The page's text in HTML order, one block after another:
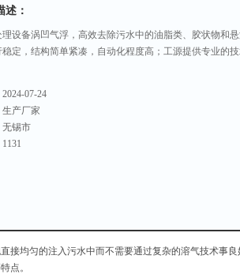
述：
设备涡凹气浮，高效去除污水中的油脂类、胶状物和
定，结构简单紧凑，自动化程度高；工源提供专业的
2024-07-24
生产厂家
无锡市
1131
接均匀的注入污水中而不需要通过复杂的溶气技术事
点。